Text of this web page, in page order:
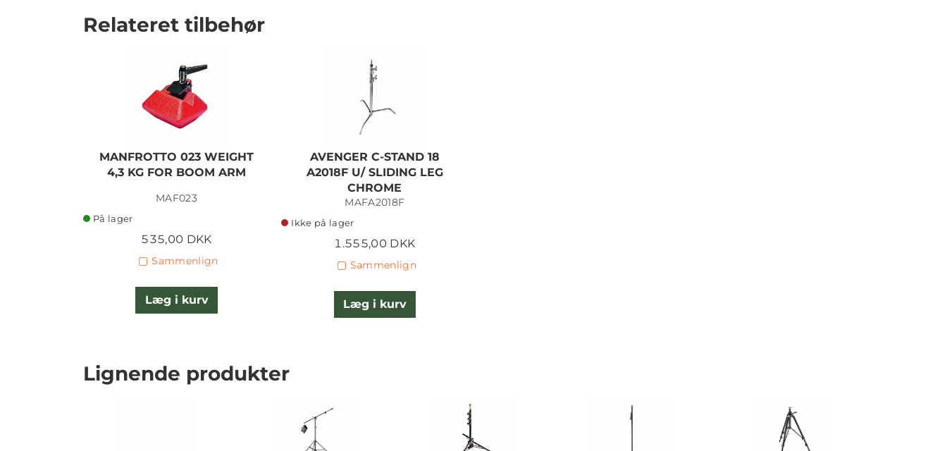
Relateret tilbehør
MANFROTTO 023 WEIGHT
4,3 KG FOR BOOM ARM
MAF023
På lager
535,00 DKK
Sammenlign
Læg i kurv
AVENGER C-STAND 18
A2018F U/ SLIDING LEG
CHROME
MAFA2018F
Ikke på lager
1.555,00 DKK
Sammenlign
Læg i kurv
Lignende produkter